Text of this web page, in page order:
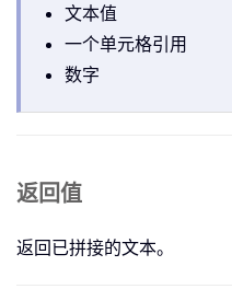
文本值
一个单元格引用
数字
返回值
返回已拼接的文本。